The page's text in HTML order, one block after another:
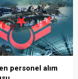
personel alım